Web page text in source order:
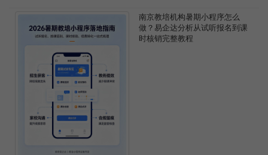
南京教培机构暑期小程序怎么
做？易企达分析从试听报名到课
时核销完整教程